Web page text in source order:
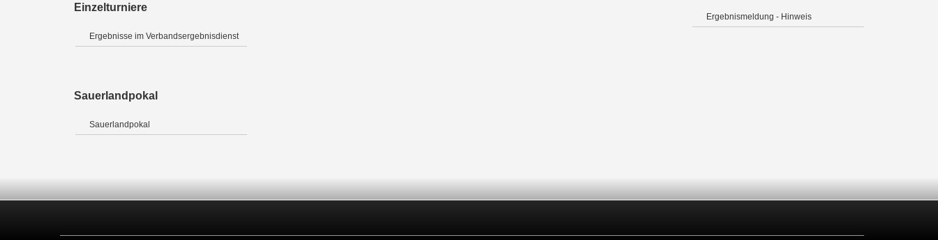
Einzelturniere
Ergebnisse im Verbandsergebnisdienst
Sauerlandpokal
Sauerlandpokal
Ergebnismeldung - Hinweis